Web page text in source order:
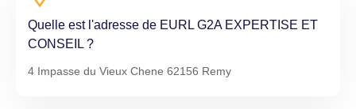
Quelle est l'adresse de EURL G2A EXPERTISE ET
CONSEIL ?
4 Impasse du Vieux Chene 62156 Remy